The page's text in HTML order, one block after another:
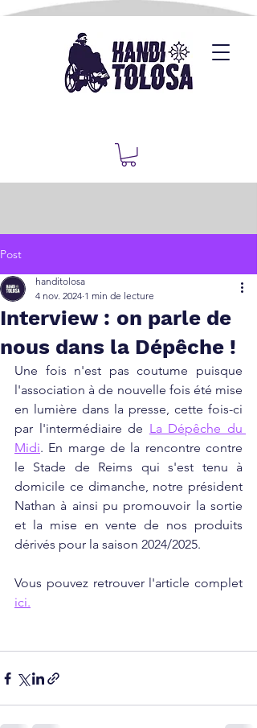
Post
Interview : on parle de
nous dans la Dépêche !
handitolosa
4 nov. 2024 1 min de lecture
Une fois n'est pas coutume puisque
l'association à de nouvelle fois été mise
en lumière dans la presse, cette fois-ci
par l'intermédiaire de La Dépêche du
Midi. En marge de la rencontre contre
le Stade de Reims qui s'est tenu à
domicile ce dimanche, notre président
Nathan à ainsi pu promouvoir la sortie
et la mise en vente de nos produits
dérivés pour la saison 2024/2025.
ici.